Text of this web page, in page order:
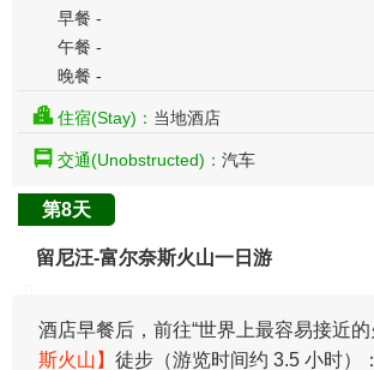
早餐 -
午餐 -
晚餐 -
住宿(Stay)： 当地酒店
交通(Unobstructed)： 汽车
第8天
留尼汪-富尔奈斯火山一日游
酒店早餐后，前往“世界上最容易接近的
斯火山】 徒步（游览时间约 3.5 小时）